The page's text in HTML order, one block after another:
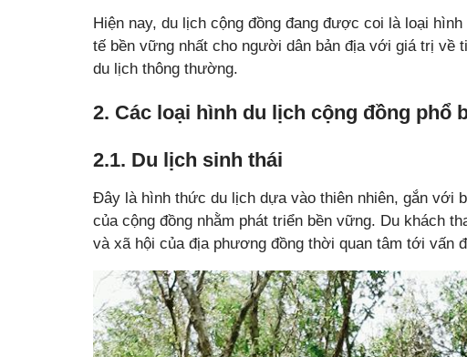
Hiện nay, du lịch cộng đồng đang được coi là loại
tế bền vững nhất cho người dân bản địa với giá trị về
du lịch thông thường.
2. Các loại hình du lịch cộng đồng phổ
2.1. Du lịch sinh thái
Đây là hình thức du lịch dựa vào thiên nhiên, gắn với
của cộng đồng nhằm phát triển bền vững. Du khách
và xã hội của địa phương đồng thời quan tâm tới vấn